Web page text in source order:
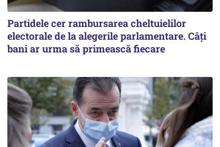
Partidele cer rambursarea cheltuielilor
electorale de la alegerile parlamentare. Câți
bani ar urma să primească fiecare